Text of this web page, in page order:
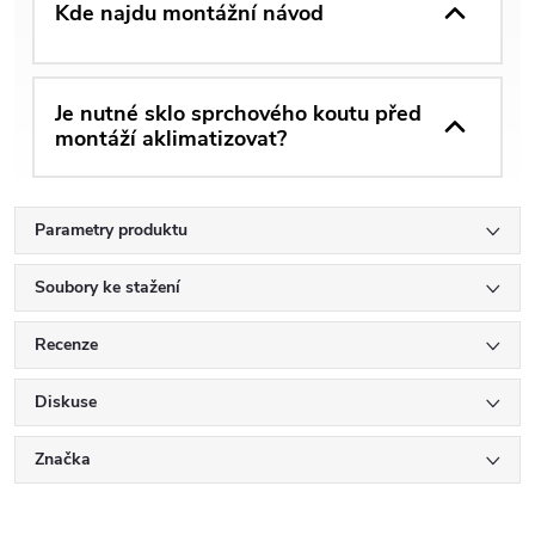
Kde najdu montážní návod
Je nutné sklo sprchového koutu před
montáží aklimatizovat?
Parametry produktu
Soubory ke stažení
Recenze
Diskuse
Značka